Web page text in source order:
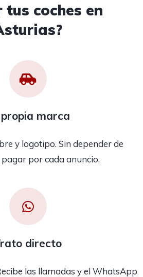
tus coches en
propia marca
y logotipo. Sin depender de
por cada anuncio.
directo
las llamadas y el WhatsApp